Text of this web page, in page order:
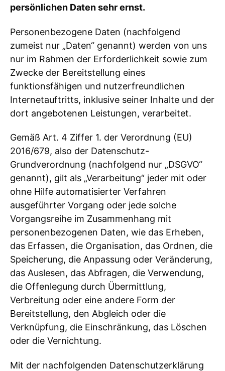
persönlichen Daten sehr ernst.
Personenbezogene Daten (nachfolgend
zumeist nur „Daten“ genannt) werden von uns
nur im Rahmen der Erforderlichkeit sowie zum
Zwecke der Bereitstellung eines
funktionsfähigen und nutzerfreundlichen
Internetauftritts, inklusive seiner Inhalte und der
dort angebotenen Leistungen, verarbeitet.
Gemäß Art. 4 Ziffer 1. der Verordnung (EU)
2016/679, also der Datenschutz-
Grundverordnung (nachfolgend nur „DSGVO“
genannt), gilt als „Verarbeitung“ jeder mit oder
ohne Hilfe automatisierter Verfahren
ausgeführter Vorgang oder jede solche
Vorgangsreihe im Zusammenhang mit
personenbezogenen Daten, wie das Erheben,
das Erfassen, die Organisation, das Ordnen, die
Speicherung, die Anpassung oder Veränderung,
das Auslesen, das Abfragen, die Verwendung,
die Offenlegung durch Übermittlung,
Verbreitung oder eine andere Form der
Bereitstellung, den Abgleich oder die
Verknüpfung, die Einschränkung, das Löschen
oder die Vernichtung.
Mit der nachfolgenden Datenschutzerklärung